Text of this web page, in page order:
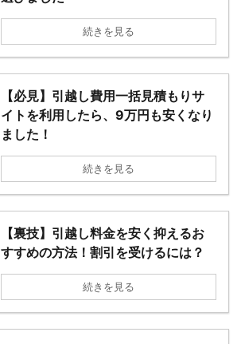
【口コミ】NURO光とeo光をプラ
ンや速度で徹底比較！我が家はeo
光を選びました
続きを見る
【必見】引越し費用一括見積もりサ
イトを利用したら、9万円も安くな
りました！
続きを見る
【裏技】引越し料金を安く抑えるお
すすめの方法！割引を受けるには？